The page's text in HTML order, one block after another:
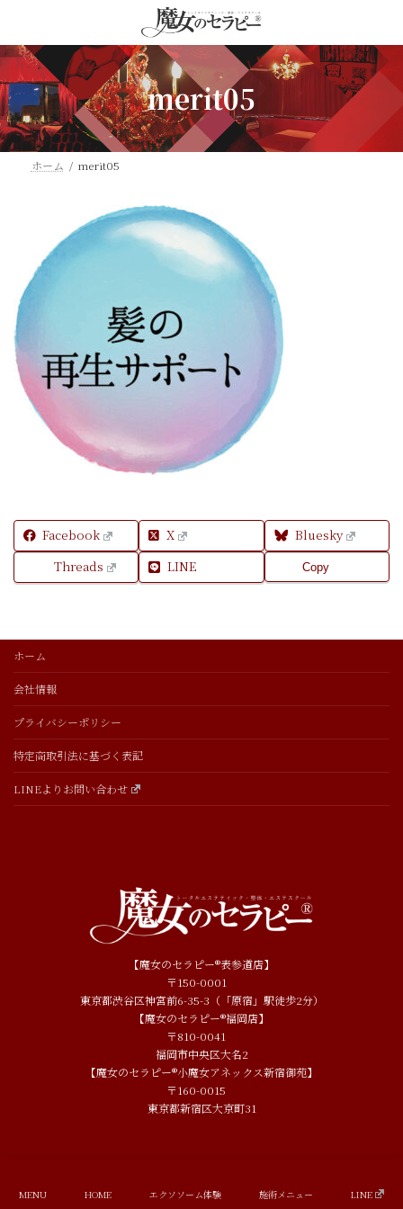
テ
ン
ツ
へ
ス
キ
ゲ
ー
シ
ョ
ン
に
merit05
ホーム merit05
Facebook X
Bluesky
Threads
LINE Copy
ホーム
会社情報
プライバシーポリシー
特定商取引法に基づく表記
LINEよりお問い合わせ
【魔女のセラピー®表参道店】
〒150-0001
東京都渋谷区神宮前6-35-3（「原宿」駅徒歩2分）
【魔女のセラピー®福岡店】
〒810-0041
福岡市中央区大名2
【魔女のセラピー®小魔女アネックス新宿御苑】
〒160-0015
東京都新宿区大京町31
MENU HOME エクソソーム体験 施術メニュー LINE